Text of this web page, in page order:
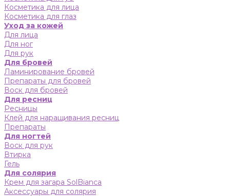
Косметика для лица
Косметика для глаз
Уход за кожей
Для лица
Для ног
Для рук
Для бровей
Ламинирование бровей
Препараты для бровей
Воск для бровей
Для ресниц
Ресницы
Клей для наращивания ресниц
Препараты
Для ногтей
Воск для рук
Втирка
Гель
Для солярия
Крем для загара SolBianca
Аксессуары для солярия